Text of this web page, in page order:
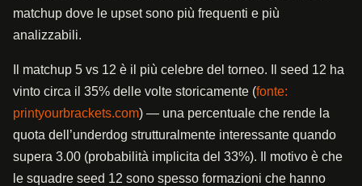
matchup dove le upset sono più frequenti e più
analizzabili.
Il matchup 5 vs 12 è il più celebre del torneo. Il seed 12 ha
vinto circa il 35% delle volte storicamente (fonte:
printyourbrackets.com) — una percentuale che rende la
quota dell’underdog strutturalmente interessante quando
supera 3.00 (probabilità implicita del 33%). Il motivo è che
le squadre seed 12 sono spesso formazioni che hanno